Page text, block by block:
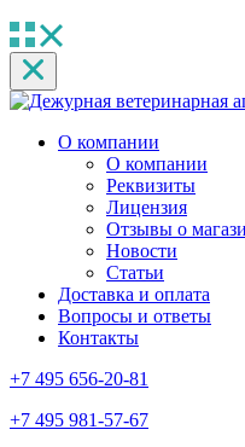
О компании
О компании
Реквизиты
Лицензия
Отзывы о
Новости
Статьи
Доставка и оплата
Вопросы и ответы
Контакты
+7 495 656-20-81
+7 495 981-57-67